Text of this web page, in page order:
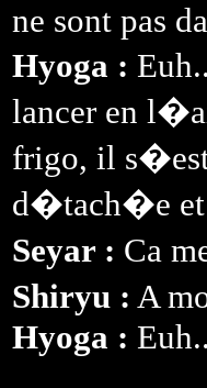
ne sont pas
Hyoga :
lancer en
frigo, il
d�tach�e
Seyar : Ca
Shiryu : A
Hyoga :